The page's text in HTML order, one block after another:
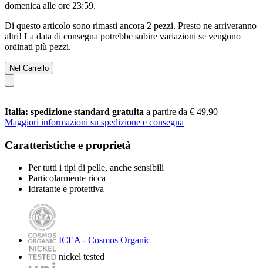
domenica alle ore 23:59.
Di questo articolo sono rimasti ancora 2 pezzi. Presto ne arriveranno
altri! La data di consegna potrebbe subire variazioni se vengono
ordinati più pezzi.
Nel Carrello
Italia: spedizione standard gratuita a partire da € 49,90
Maggiori informazioni su spedizione e consegna
Caratteristiche e proprietà
Per tutti i tipi di pelle, anche sensibili
Particolarmente ricca
Idratante e protettiva
ICEA - Cosmos Organic
nickel tested